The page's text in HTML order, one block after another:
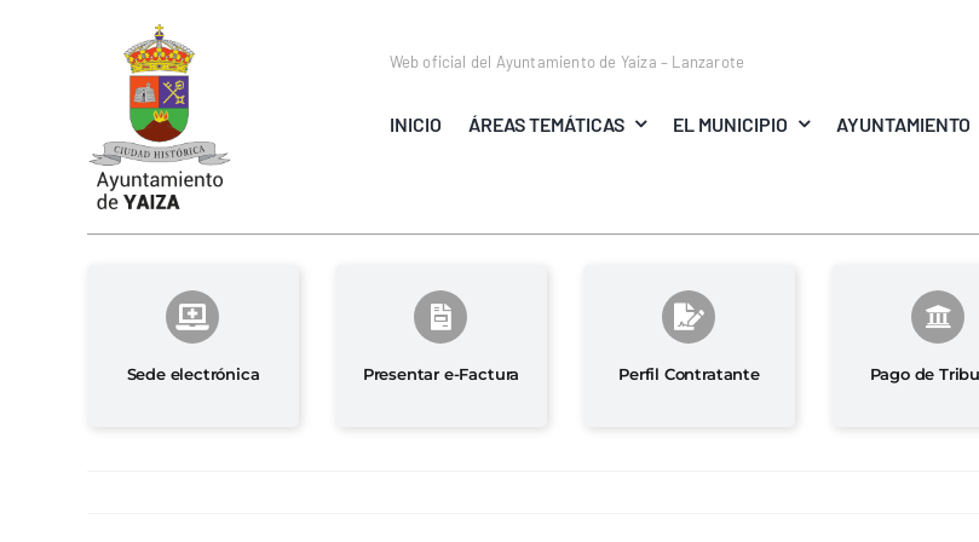
Web oficial del Ayuntamiento de Yaiza – Lanzarote
INICIO ÁREAS TEMÁTICAS EL MUNICIPIO AYUNTAMIENTO
Sede electrónica Presentar e-Factura Perfil Contratante Pago de